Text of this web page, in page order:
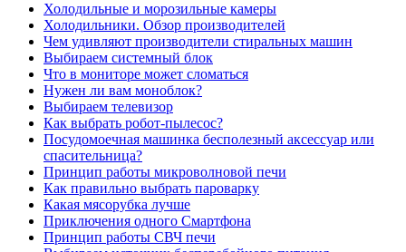
Холодильные и морозильные камеры
Холодильники. Обзор производителей
Чем удивляют производители стиральных машин
Выбираем системный блок
Что в мониторе может сломаться
Нужен ли вам моноблок?
Выбираем телевизор
Как выбрать робот-пылесос?
Посудомоечная машинка бесполезный аксессуар или
спасительница?
Принцип работы микроволновой печи
Как правильно выбрать пароварку
Какая мясорубка лучше
Приключения одного Смартфона
Принцип работы СВЧ печи